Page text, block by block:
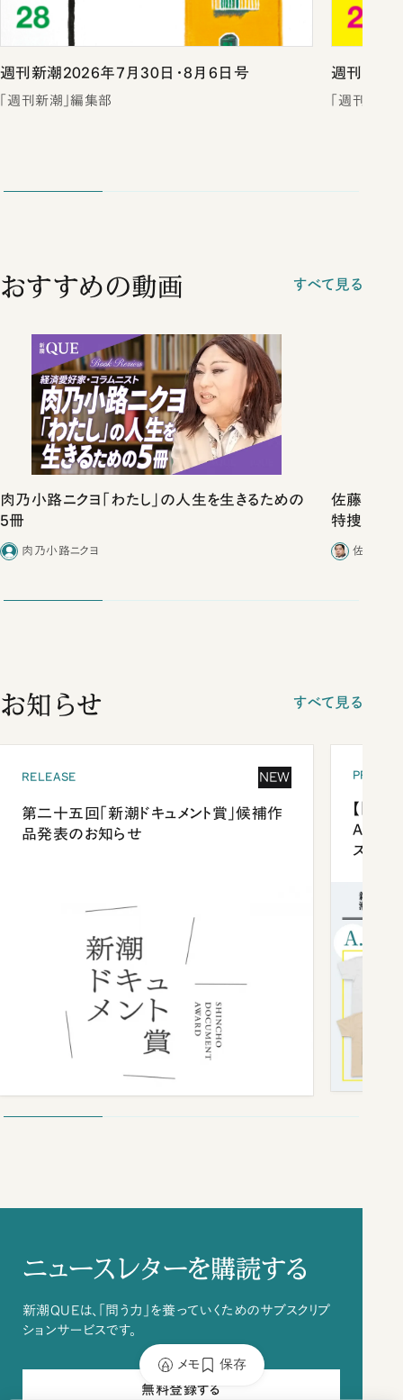
週刊新潮2026年7月30日・8月6日号
「週刊新潮」編集部
週刊新潮
「週刊新潮
おすすめの動画 すべて見る
肉乃小路ニクヨ「わたし」の人生を生きるための
5冊
肉乃小路ニクヨ
佐藤優vs
特捜取調
合ったこと
佐藤優
お知らせ すべて見る
RELEASE NEW
第二十五回「新潮ドキュメント賞」候補作
品発表のお知らせ
【「新
ズプレ
ニュースレターを購読する
新潮QUEは、「問う力」を養っていくためのサブスクリプ
ションサービスです。
無料登録する
メモ 保存